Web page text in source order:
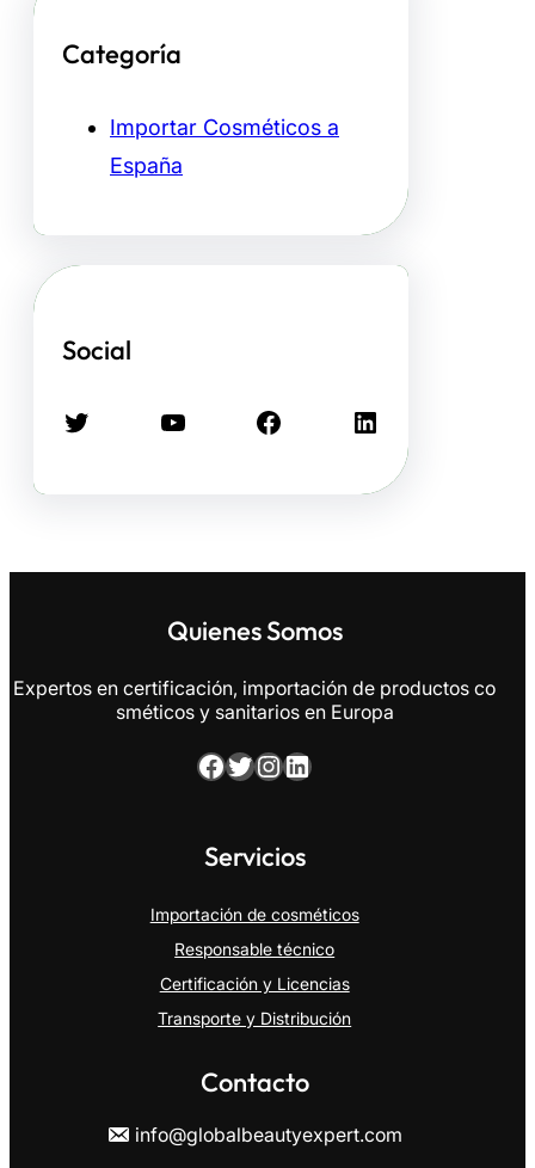
Categoría
Importar Cosméticos a
España
Social
Twitter YouTube Facebook LinkedIn
Quienes Somos
Expertos en certificación, importación de productos co
sméticos y sanitarios en Europa
Facebook Twitter InstagramLinkedIn
Servicios
Importación de cosméticos
Responsable técnico
Certificación y Licencias
Transporte y Distribución
Contacto
info@globalbeautyexpert.com